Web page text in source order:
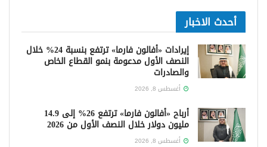
أحدث الاخبار
إيرادات «أفالون فارما» ترتفع بنسبة 24% خلال
النصف الأول مدعومة بنمو القطاع الخاص
والصادرات
أغسطس 8, 2026
أرباح «أفالون فارما» ترتفع 26% إلى 14.9
مليون دولار خلال النصف الأول من 2026
أغسطس 8, 2026